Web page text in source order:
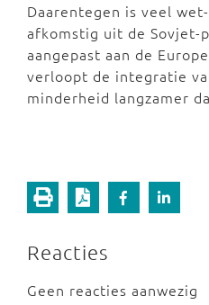
Daarentegen is veel
afkomstig uit de Sovjet-
aangepast aan de
verloopt de integratie
minderheid langzamer
Reacties
Geen reacties aanwezig